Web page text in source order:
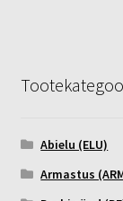
Abielu (ELU)
Armastus